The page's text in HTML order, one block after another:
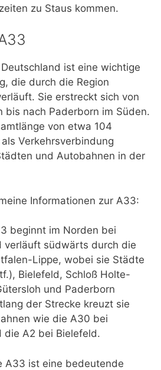
zu Staus kommen.
ist eine wichtige
die durch die Region
Sie erstreckt sich von
bis nach Paderborn im Süden.
von etwa 104
Verkehrsverbindung
und Autobahnen in der
Informationen zur A33:
beginnt im Norden bei
verläuft südwärts durch die
Lippe, wobei sie Städte
Bielefeld, Schloß Holte-
und Paderborn
der Strecke kreuzt sie
wie die A30 bei
die A2 bei Bielefeld.
A33 ist eine bedeutende